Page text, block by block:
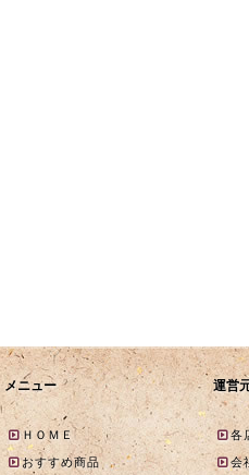
メニュー
ＨＯＭＥ
おすすめ商品
運営
各
会